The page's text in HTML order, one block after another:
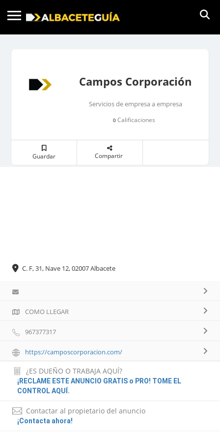
Campos Corporación
Servicios de empresa a empresa
0Calificaciones
Guardar Compartir
C. F, 31, Nave 12, 02007 Albacete
COMO LLEGAR
967377317
https://camposcorporacion.com/
¿ES DUEÑO O TRABAJA AQUÍ?
¡RECLAME ESTE ANUNCIO GRATIS o PRO! TOME EL
CONTROL AQUÍ.
Contactar al propietario del anuncio
¡Contacta ahora!